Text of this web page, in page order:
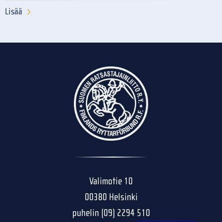
Lisää
Valimotie 10
00380 Helsinki
puhelin (09) 2294 510